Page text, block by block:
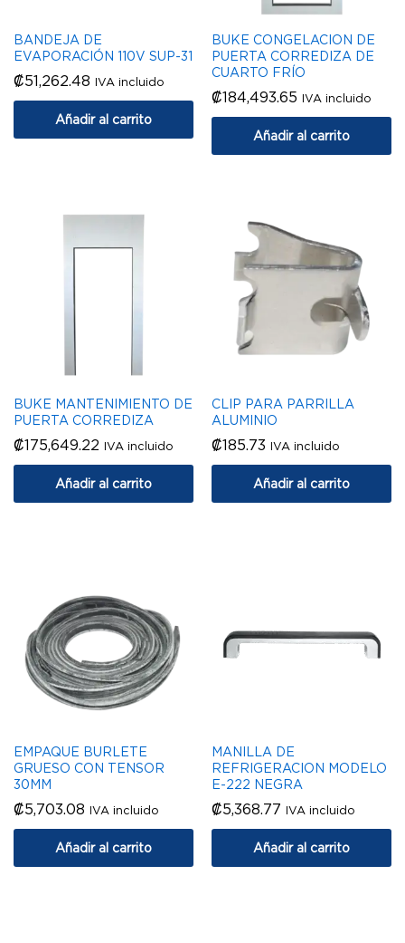
BANDEJA DE
EVAPORACIÓN 110V SUP-31
₡51,262.48 IVA incluido
Añadir al carrito
BUKE CONGELACION DE
PUERTA CORREDIZA DE
CUARTO FRÍO
₡184,493.65 IVA incluido
Añadir al carrito
BUKE MANTENIMIENTO DE
PUERTA CORREDIZA
₡175,649.22 IVA incluido
Añadir al carrito
CLIP PARA PARRILLA
ALUMINIO
₡185.73 IVA incluido
Añadir al carrito
EMPAQUE BURLETE
GRUESO CON TENSOR
30MM
₡5,703.08 IVA incluido
Añadir al carrito
MANILLA DE
REFRIGERACION MODELO
E-222 NEGRA
₡5,368.77 IVA incluido
Añadir al carrito